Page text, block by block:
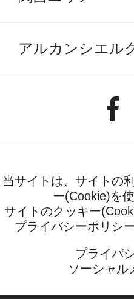
アルカンシエル
当サイトは、サイトの
ー(Cookie)を
サイトのクッキー
プライバシーポリシ
プライバ
ソーシャル